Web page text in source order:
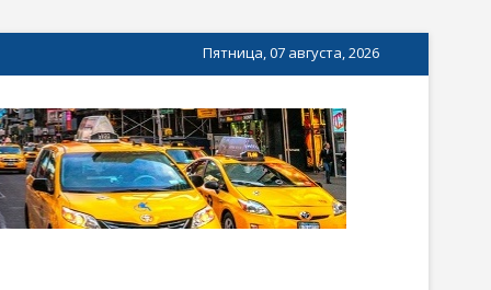
Пятница, 07 августа, 2026